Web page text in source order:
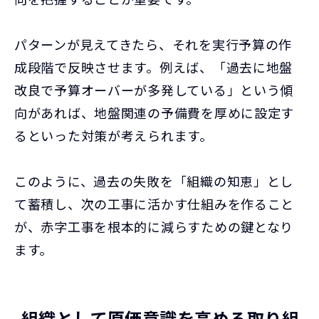
パターンが見えてきたら、それを実行予算の作
成段階で反映させます。例えば、「過去に地盤
改良で予算オーバーが多発している」という傾
向があれば、地盤関連の予備費を厚めに設定す
るといった対策が考えられます。
このように、過去の失敗を「組織の知恵」とし
て蓄積し、次の工事に活かす仕組みを作ること
が、赤字工事を根本的に減らすための鍵となり
ます。